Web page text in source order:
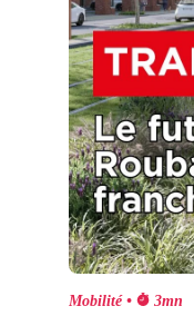
Mobilité • 3mn